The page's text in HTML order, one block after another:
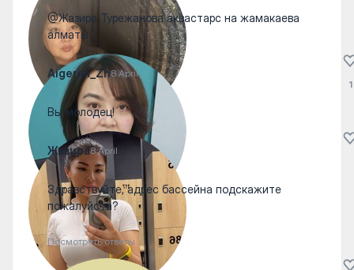
@Жазира Турежанова аквастарс на жамакаева
алматы
Aigerim_Zh8 April
Вы молодец!
1
Жазира8 April
Здравствуйте, адрес бассейна подскажите
пожалуйста?
Посмотреть ответы